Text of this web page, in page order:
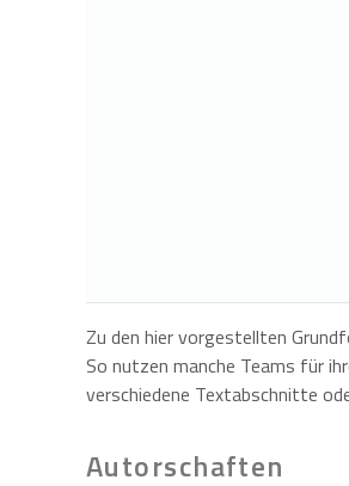
Zu den hier vorgestellten
So nutzen manche Teams für
verschiedene Textabschnitte
Autorschaften